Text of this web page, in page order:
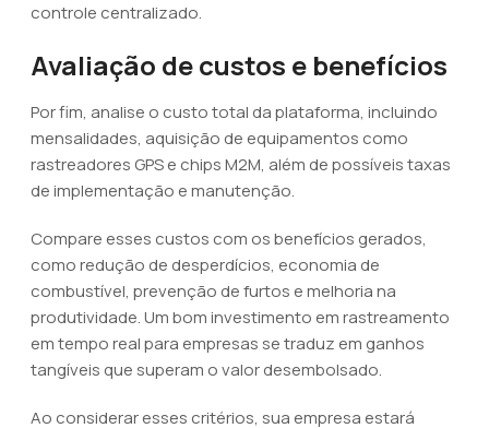
controle centralizado.
Avaliação de custos e benefícios
Por fim, analise o custo total da plataforma, incluindo
mensalidades, aquisição de equipamentos como
rastreadores GPS e chips M2M, além de possíveis taxas
de implementação e manutenção.
Compare esses custos com os benefícios gerados,
como redução de desperdícios, economia de
combustível, prevenção de furtos e melhoria na
produtividade. Um bom investimento em rastreamento
em tempo real para empresas se traduz em ganhos
tangíveis que superam o valor desembolsado.
Ao considerar esses critérios, sua empresa estará